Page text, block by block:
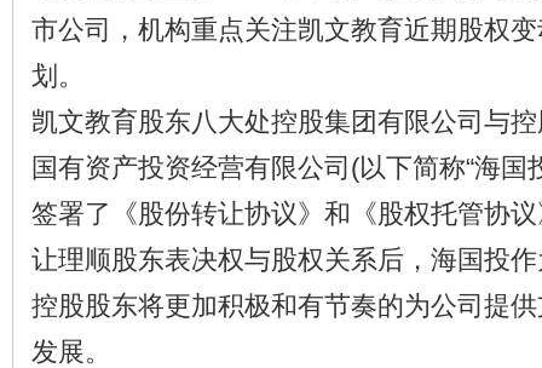
市公司，机构重点关注凯文教育近期股权
划。
凯文教育股东八大处控股集团有限公司与
国有资产投资经营有限公司(以下简称“海国
签署了《股份转让协议》和《股权托管协
让理顺股东表决权与股权关系后，海国投
控股股东将更加积极和有节奏的为公司提
发展。